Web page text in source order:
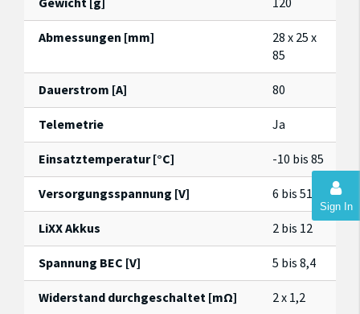
Sign In
Abmessungen [mm]
28 x 25 x
85
Dauerstrom [A] 80
Telemetrie Ja
Einsatztemperatur [°C] -10 bis 85
Versorgungsspannung [V] 6 bis 51
LiXX Akkus 2 bis 12
Spannung BEC [V] 5 bis 8,4
Widerstand durchgeschaltet [mΩ] 2 x 1,2